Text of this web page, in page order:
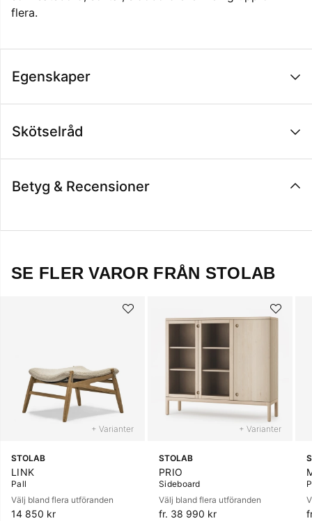
flera.
Egenskaper
Skötselråd
Betyg & Recensioner
SE FLER VAROR FRÅN STOLAB
+ Varianter
STOLAB
LINK
Pall
Välj bland flera utföranden
14 850 kr
+ Varianter
STOLAB
PRIO
Sideboard
Välj bland flera utföranden
fr. 38 990 kr